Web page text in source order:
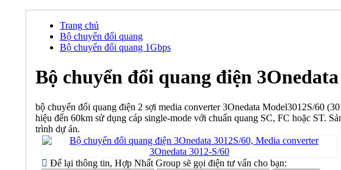
Trang chủ
Bộ chuyển đổi quang
Bộ chuyển đổi quang 1Gbps
Bộ chuyển đổi quang điện 3Onedata
bộ chuyển đổi quang điện 2 sợi media converter 3Onedata Model3012S/60
hiệu đến 60km sử dụng cáp single-mode với chuẩn quang SC, FC hoặc ST.
trình dự án.
Để lại thông tin, Hợp Nhất Group sẽ gọi điện tư vấn cho bạn: